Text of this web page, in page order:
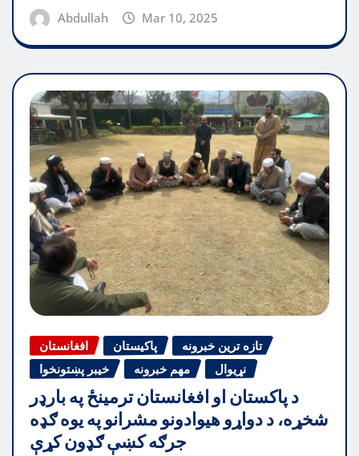
Abdullah Mar 10, 2025
افغانستان پاکیستان
تازه ترین خبرونه
خیبر پښتونخوا
مهم خبرونه نړیوال
د پاکستان او افغانستان ترمینځ په بارډر
شخړه، د دواړو هیوادونو مشرانو په یوه ګډه
جرګه کښې ګډون کړې